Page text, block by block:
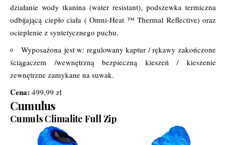
działanie wody tkanina (water resistant), podszewka termiczna
odbijającą ciepło ciała ( Omni-Heat ™ Thermal Reflective) oraz
ocieplenie z syntetycznego puchu.
Wyposażona jest w: regulowany kaptur / rękawy zakończone
ściągaczem /wewnętrzną bezpieczną kieszeń / kieszenie
zewnętrzne zamykane na suwak.
Cena: 499,99 zł
Cumulus
Cumuls Climalite Full Zip